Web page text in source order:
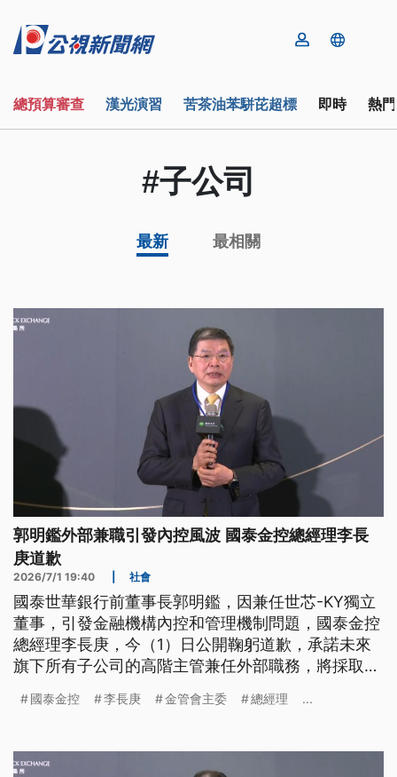
總預算審查 漢光演習 苦茶油苯駢芘超標 即時 熱
#子公司
最新 最相關
郭明鑑外部兼職引發內控風波 國泰金控總經理李長
庚道歉
2026/7/1 19:40 社會
國泰世華銀行前董事長郭明鑑，因兼任世芯-KY獨立
董事，引發金融機構內控和管理機制問題，國泰金控
總經理李長庚，今（1）日公開鞠躬道歉，承諾未來
旗下所有子公司的高階主管兼任外部職務，將採取
會，碰到國泰金控獨董是老長官疑似輕忽，金管會主
國泰金控 李長庚 金管會主委 總經理 ...